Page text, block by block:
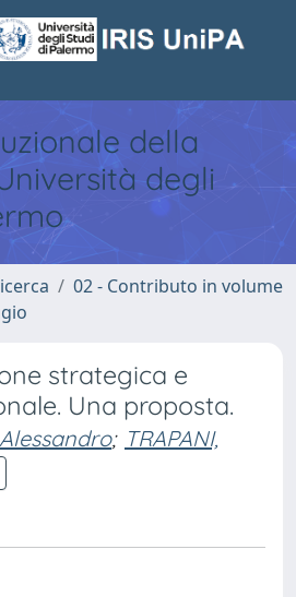
della
degli
02 - Contributo in volume
strategica e
Una proposta.
; TRAPANI,